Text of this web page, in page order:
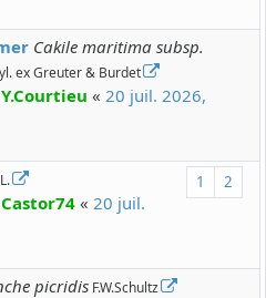
Cakile maritima subsp.
ex Greuter & Burdet
Y.Courtieu « 20 juil. 2026,
1 2
L.
Castor74 « 20 juil.
picridis F.W.Schultz